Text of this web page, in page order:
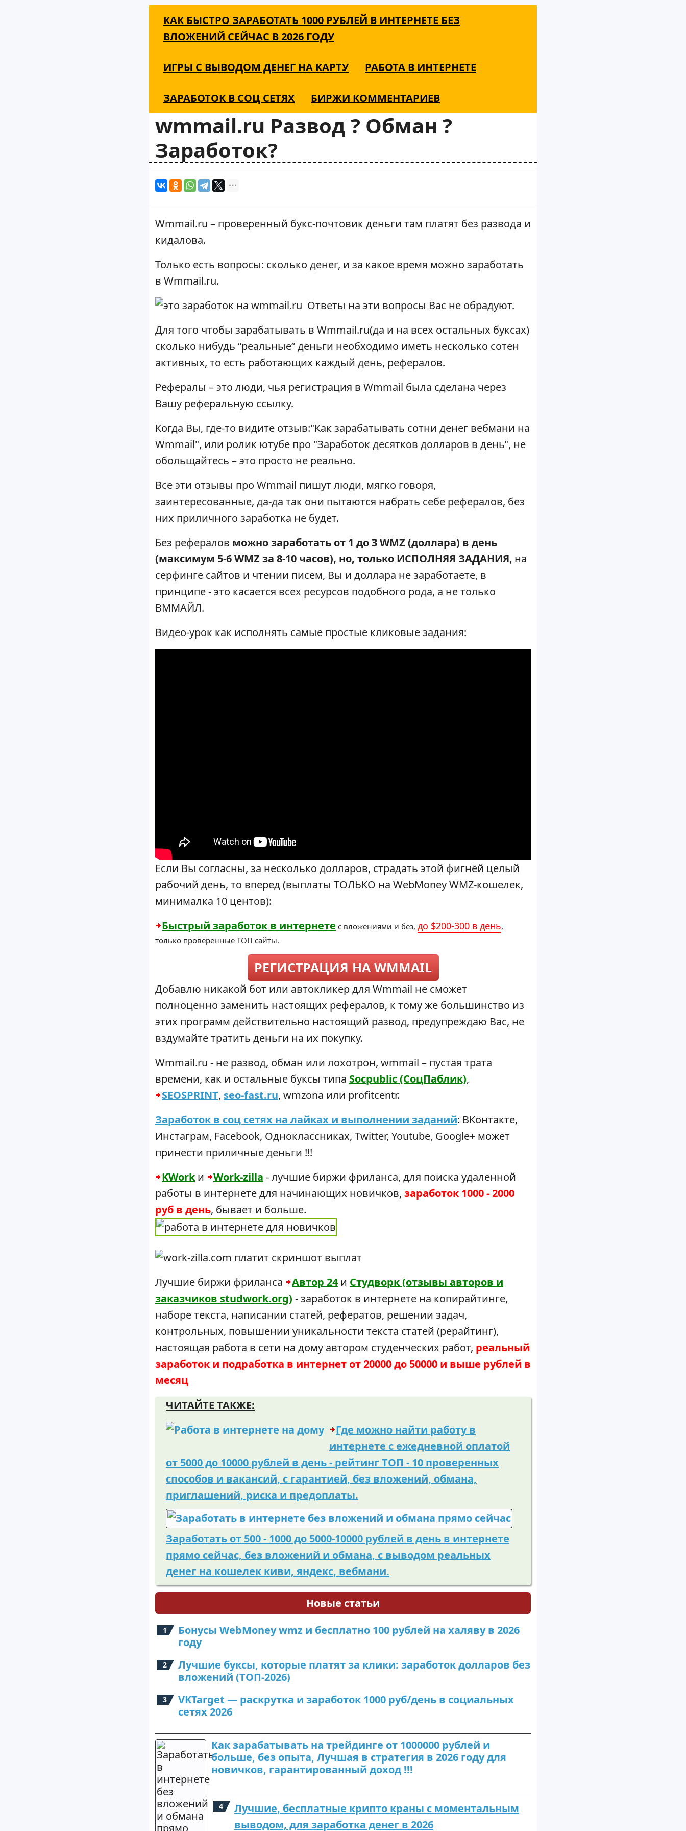
КАК БЫСТРО ЗАРАБОТАТЬ 1000 РУБЛЕЙ В ИНТЕРНЕТЕ БЕЗ
ВЛОЖЕНИЙ СЕЙЧАС В 2026 ГОДУ
ИГРЫ С ВЫВОДОМ ДЕНЕГ НА КАРТУ РАБОТА В ИНТЕРНЕТЕ
ЗАРАБОТОК В СОЦ СЕТЯХ БИРЖИ КОММЕНТАРИЕВ
wmmail.ru Развод ? Обман ?
Заработок?
Wmmail.ru – проверенный букс-почтовик деньги там платят без развода и
кидалова.
Только есть вопросы: сколько денег, и за какое время можно заработать
в Wmmail.ru.
Ответы на эти вопросы Вас не обрадуют.
Для того чтобы зарабатывать в Wmmail.ru(да и на всех остальных буксах)
сколько нибудь “реальные” деньги необходимо иметь несколько сотен
активных, то есть работающих каждый день, рефералов.
Рефералы – это люди, чья регистрация в Wmmail была сделана через
Вашу реферальную ссылку.
Когда Вы, где-то видите отзыв:"Как зарабатывать сотни денег вебмани на
Wmmail", или ролик ютубе про "Заработок десятков долларов в день", не
обольщайтесь – это просто не реально.
Все эти отзывы про Wmmail пишут люди, мягко говоря,
заинтересованные, да-да так они пытаются набрать себе рефералов, без
них приличного заработка не будет.
Без рефералов можно заработать от 1 до 3 WMZ (доллара) в день
(максимум 5-6 WMZ за 8-10 часов), но, только ИСПОЛНЯЯ ЗАДАНИЯ, на
серфинге сайтов и чтении писем, Вы и доллара не заработаете, в
принципе - это касается всех ресурсов подобного рода, а не только
ВММАЙЛ.
Видео-урок как исполнять самые простые кликовые задания:
Если Вы согласны, за несколько долларов, страдать этой фигнёй целый
рабочий день, то вперед (выплаты ТОЛЬКО на WebMoney WMZ-кошелек,
минималка 10 центов):
Быстрый заработок в интернете с вложениями и без, до $200-300 в день,
только проверенные ТОП сайты.
РЕГИСТРАЦИЯ НА WMMAIL
Добавлю никакой бот или автокликер для Wmmail не сможет
полноценно заменить настоящих рефералов, к тому же большинство из
этих программ действительно настоящий развод, предупреждаю Вас, не
вздумайте тратить деньги на их покупку.
Wmmail.ru - не развод, обман или лохотрон, wmmail – пустая трата
времени, как и остальные буксы типа Socpublic (СоцПаблик),
SEOSPRINT, seo-fast.ru, wmzona или profitcentr.
Заработок в соц сетях на лайках и выполнении заданий: ВКонтакте,
Инстаграм, Facebook, Одноклассниках, Twitter, Youtube, Google+ может
принести приличные деньги !!!
KWorkи Work-zilla - лучшие биржи фриланса, для поиска удаленной
работы в интернете для начинающих новичков, заработок 1000 - 2000
руб в день, бывает и больше.
Лучшие биржи фриланса Автор 24и Студворк (отзывы авторов и
заказчиков studwork.org) - заработок в интернете на копирайтинге,
наборе текста, написании статей, рефератов, решении задач,
контрольных, повышении уникальности текста статей (рерайтинг),
настоящая работа в сети на дому автором студенческих работ, реальный
заработок и подработка в интернет от 20000 до 50000 и выше рублей в
месяц
Где можно найти работу в
интернете с ежедневной оплатой
от 5000 до 10000 рублей в день - рейтинг ТОП - 10 проверенных
способов и вакансий, с гарантией, без вложений, обмана,
приглашений, риска и предоплаты.
Заработать от 500 - 1000 до 5000-10000 рублей в день в интернете
прямо сейчас, без вложений и обмана, с выводом реальных
денег на кошелек киви, яндекс, вебмани.
Новые статьи
Бонусы WebMoney wmz и бесплатно 100 рублей на халяву в 2026
году
Лучшие буксы, которые платят за клики: заработок долларов без
вложений (ТОП-2026)
VKTarget — раскрутка и заработок 1000 руб/день в социальных
сетях 2026
Как зарабатывать на трейдинге от 1000000 рублей и
больше, без опыта, Лучшая в стратегия в 2026 году для
новичков, гарантированный доход !!!
Лучшие, бесплатные крипто краны с моментальным
выводом, для заработка денег в 2026